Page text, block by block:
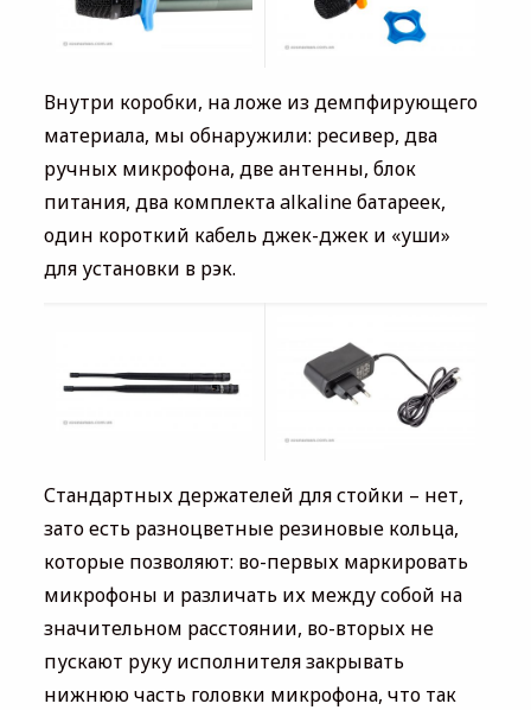
Внутри коробки, на ложе из демпфирующего
материала, мы обнаружили: ресивер, два
ручных микрофона, две антенны, блок
питания, два комплекта alkaline батареек,
один короткий кабель джек-джек и «уши»
для установки в рэк.
Стандартных держателей для стойки – нет,
зато есть разноцветные резиновые кольца,
которые позволяют: во-первых маркировать
микрофоны и различать их между собой на
значительном расстоянии, во-вторых не
пускают руку исполнителя закрывать
нижнюю часть головки микрофона, что так